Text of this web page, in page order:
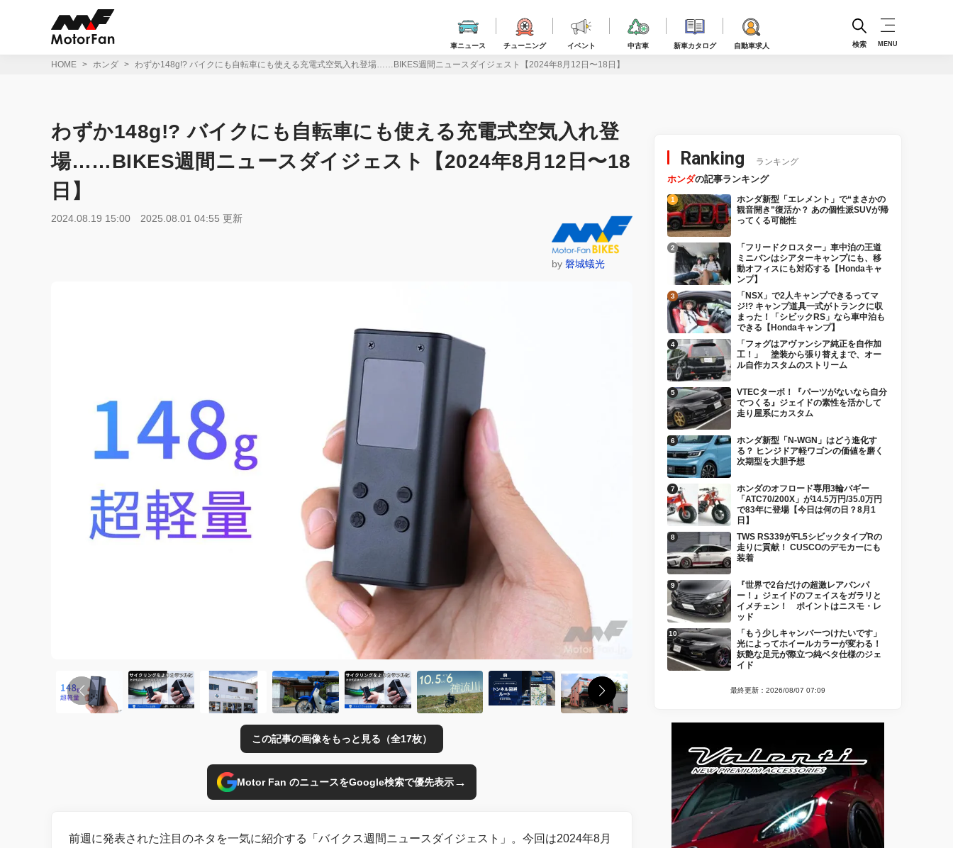
車ニュース チューニング イベント 中古車 新車カタログ 自動車求人 検索 MENU
HOME ホンダ わずか148g!? バイクにも自転車にも使える充電式空気入れ登場︎……BIKES週間ニュースダイジェスト【2024年8月12日〜18日】
わずか148g!? バイクにも自転車にも使える充電式空気入れ登
場︎……BIKES週間ニュースダイジェスト【2024年8月12日〜18
日】
2024.08.19 15:00 2025.08.01 04:55 更新
by磐城蟻光
この記事の画像をもっと見る（全17枚）
Motor Fan のニュースをGoogle検索で優先表示→
前週に発表された注目のネタを一気に紹介する「バイクス週間ニュースダイジェスト」。今回は2024年8月
Ranking ランキング
ホンダの記事ランキング
ホンダ新型「エレメント」で“まさかの
観音開き”復活か？ あの個性派SUVが帰
ってくる可能性
「フリードクロスター」車中泊の王道
ミニバンはシアターキャンプにも、移
動オフィスにも対応する【Hondaキャ
ンプ】
「NSX」で2人キャンプできるってマ
ジ!? キャンプ道具一式がトランクに収
まった！「シビックRS」なら車中泊も
できる【Hondaキャンプ】
「フォグはアヴァンシア純正を自作加
工！」 塗装から張り替えまで、オー
ル自作カスタムのストリーム
VTECターボ！『パーツがないなら自分
でつくる』ジェイドの素性を活かして
走り屋系にカスタム
ホンダ新型「N-WGN」はどう進化す
る？ ヒンジドア軽ワゴンの価値を磨く
次期型を大胆予想
ホンダのオフロード専用3輪バギー
「ATC70/200X」が14.5万円/35.0万円
で83年に登場【今日は何の日？8月1
日】
TWS RS339がFL5シビックタイプRの
走りに貢献！ CUSCOのデモカーにも
装着
『世界で2台だけの超激レアバンパ
ー！』ジェイドのフェイスをガラリと
イメチェン！ ポイントはニスモ・レ
ッド
「もう少しキャンバーつけたいです」
光によってホイールカラーが変わる！
妖艶な足元が際立つ純ベタ仕様のジェ
イド
最終更新：2026/08/07 07:09